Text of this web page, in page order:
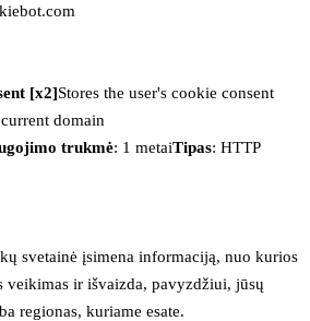
[x2]Stores the user's cookie consent
domain
trukmė: 1 metaiTipas: HTTP
svetainė įsimena informaciją, nuo kurios
veikimas ir išvaizda, pavyzdžiui, jūsų
regionas, kuriame esate.